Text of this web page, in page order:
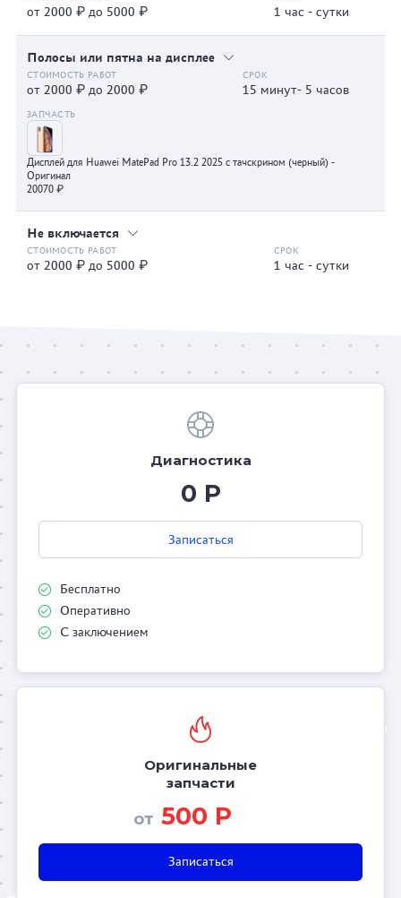
от 2000 ₽ до 5000 ₽ 1 час - сутки
Полосы или пятна на дисплее
от 2000 ₽ до 2000 ₽ 15 минут- 5 часов
Дисплей для Huawei MatePad Pro 13.2 2025 с тачскрином (черный) -
Оригинал
20070 ₽
Не включается
от 2000 ₽ до 5000 ₽ 1 час - сутки
Диагностика
0 Р
Записаться
Бесплатно
Оперативно
С заключением
Оригинальные
запчасти
от 500 Р
Записаться